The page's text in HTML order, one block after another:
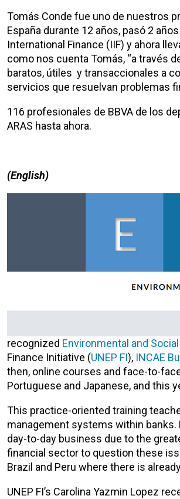
Tomás Conde fue uno de nuestros
España durante 12 años, pasó 2
International Finance (IIF) y ahora
como nos cuenta Tomás, “a través
baratos, útiles y transaccionales a
servicios que resuelvan problemas
116 profesionales de BBVA de los
ARAS hasta ahora.
(English)
recognized Environmental and
Finance Initiative (UNEP FI), INCAE
then, online courses and face-to-
Portuguese and Japanese, and this
This practice-oriented training
management systems within
day-to-day business due to the
financial sector to question these
Brazil and Peru where there is
UNEP FI’s Carolina Yazmin Lopez